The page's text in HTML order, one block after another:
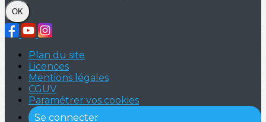
OK
Plan du site
Licences
Mentions légales
CGUV
Paramétrer vos cookies
Se connecter